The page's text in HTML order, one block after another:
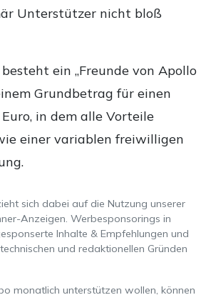
Unterstützer nicht bloß
ein „Freunde von Apollo
Grundbetrag für einen
in dem alle Vorteile
einer variablen freiwilligen
sich dabei auf die Nutzung unserer
Anzeigen. Werbesponsorings in
Inhalte & Empfehlungen und
und redaktionellen Gründen
monatlich unterstützen wollen, können